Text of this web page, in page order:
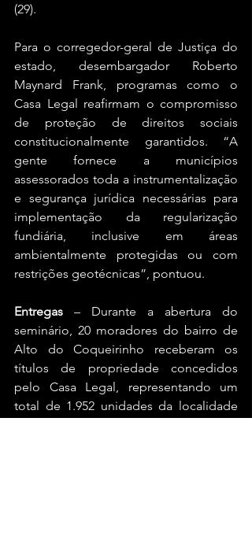
(29).
Para o corregedor-geral de Justiça do
estado, desembargador Roberto
Maynard Frank, programas como o
Casa Legal reafirmam o compromisso
de proteção de direitos sociais
constitucionalmente garantidos. “A
gente fornece a municípios
assessorados toda a instrumentalização
e segurança jurídica necessárias para
implementação da regularização
fundiária, inclusive em áreas
ambientalmente protegidas ou com
restrições geotécnicas”, pontuou.
Entregas – Durante a abertura do
seminário, 20 moradores do bairro de
Alto do Coqueirinho receberam os
títulos de propriedade concedidos
pelo Casa Legal, representando um
total de 1.952 unidades da localidade